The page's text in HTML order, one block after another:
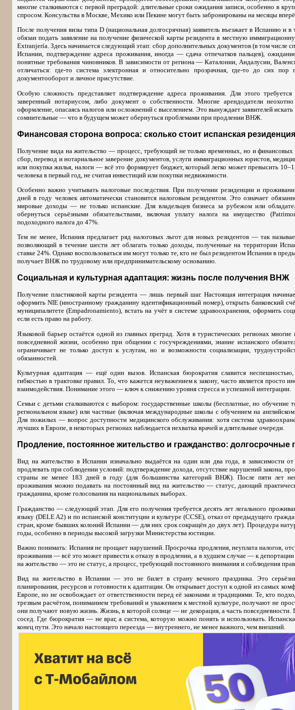
многие сталкиваются с первой преградой: длительные сроки ожидания записи, особенно в
спросом. Консульства в Москве, Мехико или Пекине могут быть забронированы на месяцы
После получения визы типа D (национальная долгосрячная) заявитель въезжает в Испанию и в
обязан подать заявление на получение физической карты резидента в местную
Extranjería. Здесь начинается следующий этап: сбор дополнительных документов (в том числе
Испании, подтверждение адреса проживания, иногда — сдача отпечатков пальцев),
понятные требования чиновников. В зависимости от региона — Каталонии, Андалусии,
отличаться: где-то система электронная и относительно прозрачная, где-то до сих пор
документооборот и личное присутствие.
Особую сложность представляет подтверждение адреса проживания. Для этого
заверенный нотариусом, либо документ о собственности. Многие арендодатели
оформление, опасаясь налогов или осложнений с выселением. Это вынуждает заявителей
сомнительные — что в будущем может обернуться проблемами при продлении ВНЖ.
Финансовая сторона вопроса: сколько стоит испанская резиденция
Получение вида на жительство — процесс, требующий не только временных, но и финансовых
сбор, перевод и нотариальное заверение документов, услуги иммиграционных юристов,
или покупка жилья, налоги — всё это формирует бюджет, который легко может превысить
человека в первый год, не считая инвестиций или покупки недвижимости.
Особенно важно учитывать налоговые последствия. При получении резиденции и
дней в году человек автоматически становится налоговым резидентом. Это означает
мировые доходы — не только испанские. Для владельцев бизнеса за рубежом или
обернуться серьёзными обязательствами, включая уплату налога на имущество
подоходного налога до 47%.
Тем не менее, Испания предлагает ряд налоговых льгот для новых резидентов — так
позволяющий в течение шести лет облагать только доходы, полученные на территории
ставке 24%. Однако воспользоваться им могут только те, кто не был резидентом Испании в
получает ВНЖ по трудовому или предпринимательскому основанию.
Социальная и культурная адаптация: жизнь после получения ВНЖ
Получение пластиковой карты резидента — лишь первый шаг. Настоящая интеграция
оформить NIE (иностранному гражданину идентификационный номер), открыть банковский
муниципалитете (Empadronamiento), встать на учёт в системе здравоохранения, оформить
если есть право на работу.
Языковой барьер остаётся одной из главных преград. Хотя в туристических регионах многие
повседневной жизни, особенно при общении с госучреждениями, знание испанского
ограничивает не только доступ к услугам, но и возможности социализации,
обязанностей.
Культурная адаптация — ещё один вызов. Испанская бюрократия славится
гибкостью в трактовке правил. То, что кажется неуважением к закону, часто является просто
взаимодействия. Понимание этого — ключ к снижению уровня стресса и успешной интеграции.
Семьи с детьми сталкиваются с выбором: государственные школы (бесплатные, но обучение
региональном языке) или частные (включая международные школы с обучением на
Для пожилых — вопрос доступности медицинского обслуживания: хотя система
лучших в Европе, в некоторых регионах наблюдается нехватка врачей и длительные очереди.
Продление, постоянное жительство и гражданство: долгосрочные
Вид на жительство в Испании изначально выдаётся на один или два года, в зависимости
продлевать при соблюдении условий: подтверждение дохода, отсутствие нарушений закона,
страны не менее 183 дней в году (для большинства категорий ВНЖ). После пяти лет
проживания можно подавать на постоянный вид на жительство — статус, дающий
гражданина, кроме голосования на национальных выборах.
Гражданство — следующий этап. Для его получения требуется десять лет легального
языку (DELE A2) и по испанской конституции и культуре (CCSE), отказ от предыдущего
стран, кроме бывших колоний Испании — для них срок сокращён до двух лет). Процедура
годы, особенно в периоды высокой загрузки Министерства юстиции.
Важно понимать: Испания не прощает нарушений. Просрочка продления, неуплата налогов,
проживания — всё это может привести к отказу в продлении, а в худшем случае — к депортации
на жительство — это не статус, а процесс, требующий постоянного внимания и соблюдения
Вид на жительство в Испании — это не билет в страну вечного праздника. Это
планирования, ресурсов и готовности к адаптации. Он открывает доступ к одной из самых
Европе, но не освобождает от ответственности перед её законами и традициями. Те, кто
трезвым расчётом, пониманием требований и уважением к местной культуре, получают не
они получают новую жизнь. Жизнь, в которой солнце — не декорация, а часть
сосед. Где бюрократия — не враг, а система, которую можно понять и использовать.
конец пути. Это начало настоящего переезда — внутреннего, не менее важного, чем внешний.